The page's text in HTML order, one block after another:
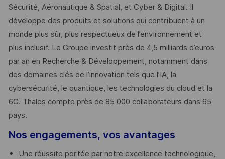
Sécurité, Aéronautique & Spatial, et Cyber & Digital. Il
développe des produits et solutions qui contribuent à un
monde plus sûr, plus respectueux de l’environnement et
plus inclusif. Le Groupe investit près de 4,5 milliards d’euros
par an en Recherche & Développement, notamment dans
des domaines clés de l’innovation tels que l’IA, la
cybersécurité, le quantique, les technologies du cloud et la
6G. Thales compte près de 85 000 collaborateurs dans 65
pays. ​
Nos engagements, vos avantages
Une réussite portée par notre excellence technologique,